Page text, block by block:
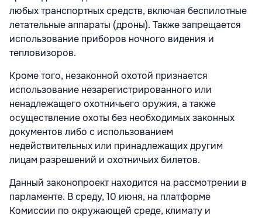
любых транспортных средств, включая беспилотные
летательные аппараты (дроны). Также запрещается
использование приборов ночного видения и
тепловизоров.
Кроме того, незаконной охотой признается
использование незарегистрированного или
ненадлежащего охотничьего оружия, а также
осуществление охоты без необходимых законных
документов либо с использованием
недействительных или принадлежащих другим
лицам разрешений и охотничьих билетов.
Данный законопроект находится на рассмотрении в
парламенте. В среду, 10 июня, на платформе
Комиссии по окружающей среде, климату и